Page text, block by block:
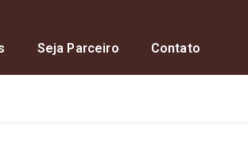
Seja Parceiro Contato